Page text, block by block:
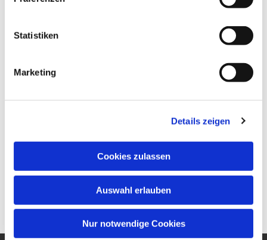
Statistiken
Marketing
Details zeigen
Cookies zulassen
Auswahl erlauben
Nur notwendige Cookies